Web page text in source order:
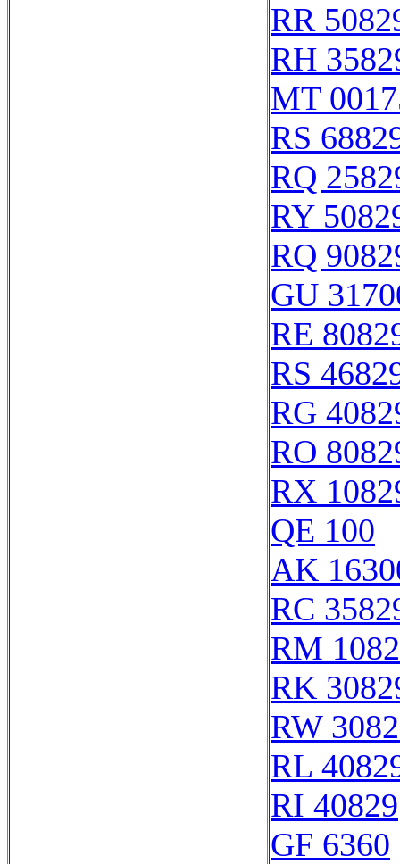
RR
RH
MT
RS
RQ
RY
RQ
GU
RE
RS
RG
RO
RX
QE 100
AK
RC
RM
RK
RW
RL
RI 40829
GF 6360